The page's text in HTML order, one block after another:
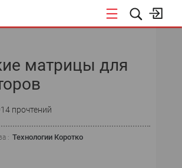
матрицы для
прочтений
: Технологии Коротко